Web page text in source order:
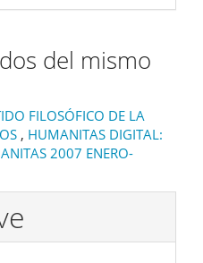
del mismo
FILOSÓFICO DE LA
, HUMANITAS DIGITAL:
2007 ENERO-